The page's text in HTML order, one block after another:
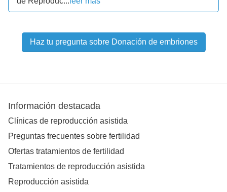
Haz tu pregunta sobre Donación de embriones
Información destacada
Clínicas de reproducción asistida
Preguntas frecuentes sobre fertilidad
Ofertas tratamientos de fertilidad
Tratamientos de reproducción asistida
Reproducción asistida